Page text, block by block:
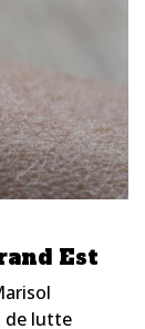
Est
de lutte